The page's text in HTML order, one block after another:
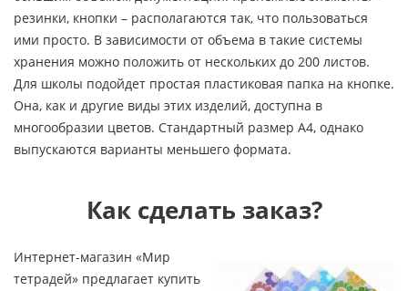
резинки, кнопки – располагаются так, что пользоваться
ими просто. В зависимости от объема в такие системы
хранения можно положить от нескольких до 200 листов.
Для школы подойдет простая пластиковая папка на кнопке.
Она, как и другие виды этих изделий, доступна в
многообразии цветов. Стандартный размер А4, однако
выпускаются варианты меньшего формата.
Как сделать заказ?
Интернет-магазин «Мир
тетрадей» предлагает купить